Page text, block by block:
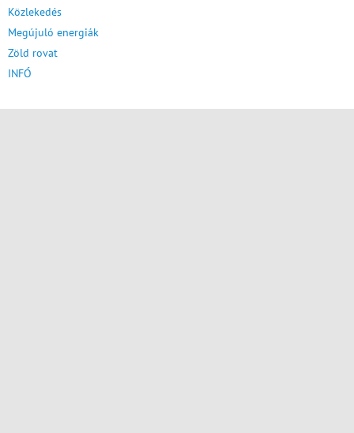
Közlekedés
Megújuló energiák
Zöld rovat
INFÓ